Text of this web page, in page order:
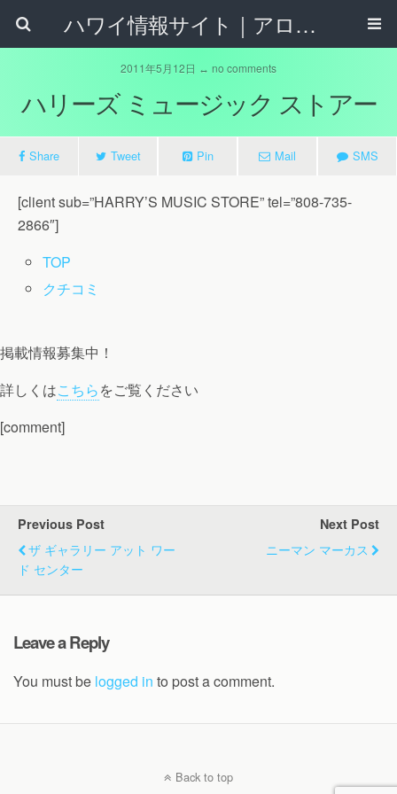
ハワイ情報サイト｜アロハタウンネット
2011年5月12日 ↔ no comments
ハリーズ ミュージック ストアー
Share Tweet Pin Mail SMS
[client sub=”HARRY’S MUSIC STORE” tel=”808-735-
2866″]
TOP
クチコミ
掲載情報募集中！
詳しくはこちらをご覧ください
[comment]
Previous Post
ザ ギャラリー アット ワー
ド センター
Next Post
ニーマン マーカス
Leave a Reply
You must be logged in to post a comment.
Back to top